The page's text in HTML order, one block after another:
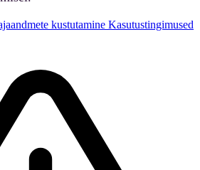
kustutamine Kasutustingimused